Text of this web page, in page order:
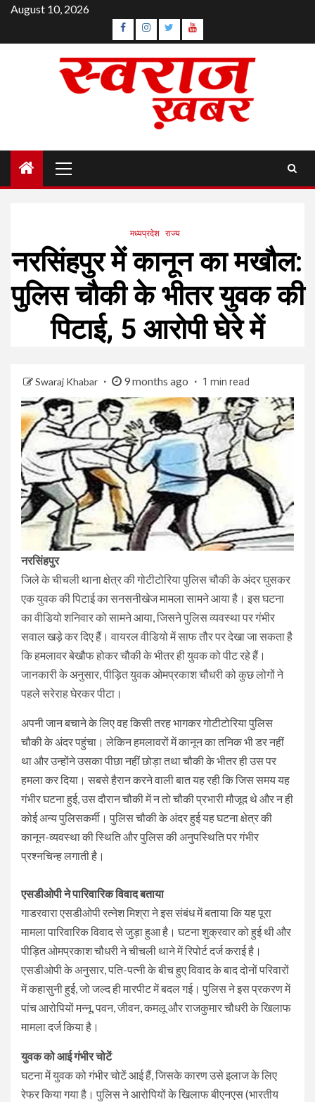
Skip
content
August 10, 2026
Facebook
Instagram
TwitterYouTube
Menu
मध्यप्रदेश राज्य
नरसिंहपुर में कानून का मखौल:
पुलिस चौकी के भीतर युवक की
पिटाई, 5 आरोपी घेरे में
Swaraj Khabar 9 months ago 1 min read
नरसिंहपुर
जिले के चीचली थाना क्षेत्र की गोटीटोरिया पुलिस चौकी के अंदर घुसकर
एक युवक की पिटाई का सनसनीखेज मामला सामने आया है। इस घटना
का वीडियो शनिवार को सामने आया, जिसने पुलिस व्यवस्था पर गंभीर
सवाल खड़े कर दिए हैं। वायरल वीडियो में साफ तौर पर देखा जा सकता है
कि हमलावर बेखौफ होकर चौकी के भीतर ही युवक को पीट रहे हैं।
जानकारी के अनुसार, पीड़ित युवक ओमप्रकाश चौधरी को कुछ लोगों ने
पहले सरेराह घेरकर पीटा।
अपनी जान बचाने के लिए वह किसी तरह भागकर गोटीटोरिया पुलिस
चौकी के अंदर पहुंचा। लेकिन हमलावरों में कानून का तनिक भी डर नहीं
था और उन्होंने उसका पीछा नहीं छोड़ा तथा चौकी के भीतर ही उस पर
हमला कर दिया। सबसे हैरान करने वाली बात यह रही कि जिस समय यह
गंभीर घटना हुई, उस दौरान चौकी में न तो चौकी प्रभारी मौजूद थे और न ही
कोई अन्य पुलिसकर्मी। पुलिस चौकी के अंदर हुई यह घटना क्षेत्र की
कानून-व्यवस्था की स्थिति और पुलिस की अनुपस्थिति पर गंभीर
प्रश्नचिन्ह लगाती है।
एसडीओपी ने पारिवारिक विवाद बताया
गाडरवारा एसडीओपी रत्नेश मिश्रा ने इस संबंध में बताया कि यह पूरा
मामला पारिवारिक विवाद से जुड़ा हुआ है। घटना शुक्रवार को हुई थी और
पीड़ित ओमप्रकाश चौधरी ने चीचली थाने में रिपोर्ट दर्ज कराई है।
एसडीओपी के अनुसार, पति-पत्नी के बीच हुए विवाद के बाद दोनों परिवारों
में कहासुनी हुई, जो जल्द ही मारपीट में बदल गई। पुलिस ने इस प्रकरण में
पांच आरोपियों मन्नू, पवन, जीवन, कमलू और राजकुमार चौधरी के खिलाफ
मामला दर्ज किया है।
युवक को आई गंभीर चोटें
घटना में युवक को गंभीर चोटें आई हैं, जिसके कारण उसे इलाज के लिए
रेफर किया गया है। पुलिस ने आरोपियों के खिलाफ बीएनएस (भारतीय